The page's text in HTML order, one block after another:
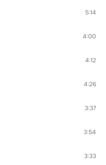
5:14
4:00
4:12
4:26
3:37
3:54
3:33